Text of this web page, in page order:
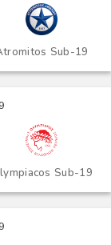
Sub-19
Sub-19